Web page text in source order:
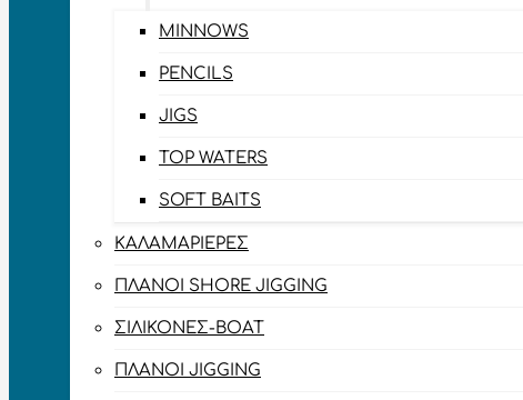
MINNOWS
PENCILS
JIGS
TOP WATERS
SOFT BAITS
ΚΑΛΑΜΑΡΙΈΡΕΣ
ΠΛΆΝΟΙ SHORE JIGGING
ΣΙΛΙΚΌΝΕΣ-BOAT
ΠΛΆΝΟΙ JIGGING